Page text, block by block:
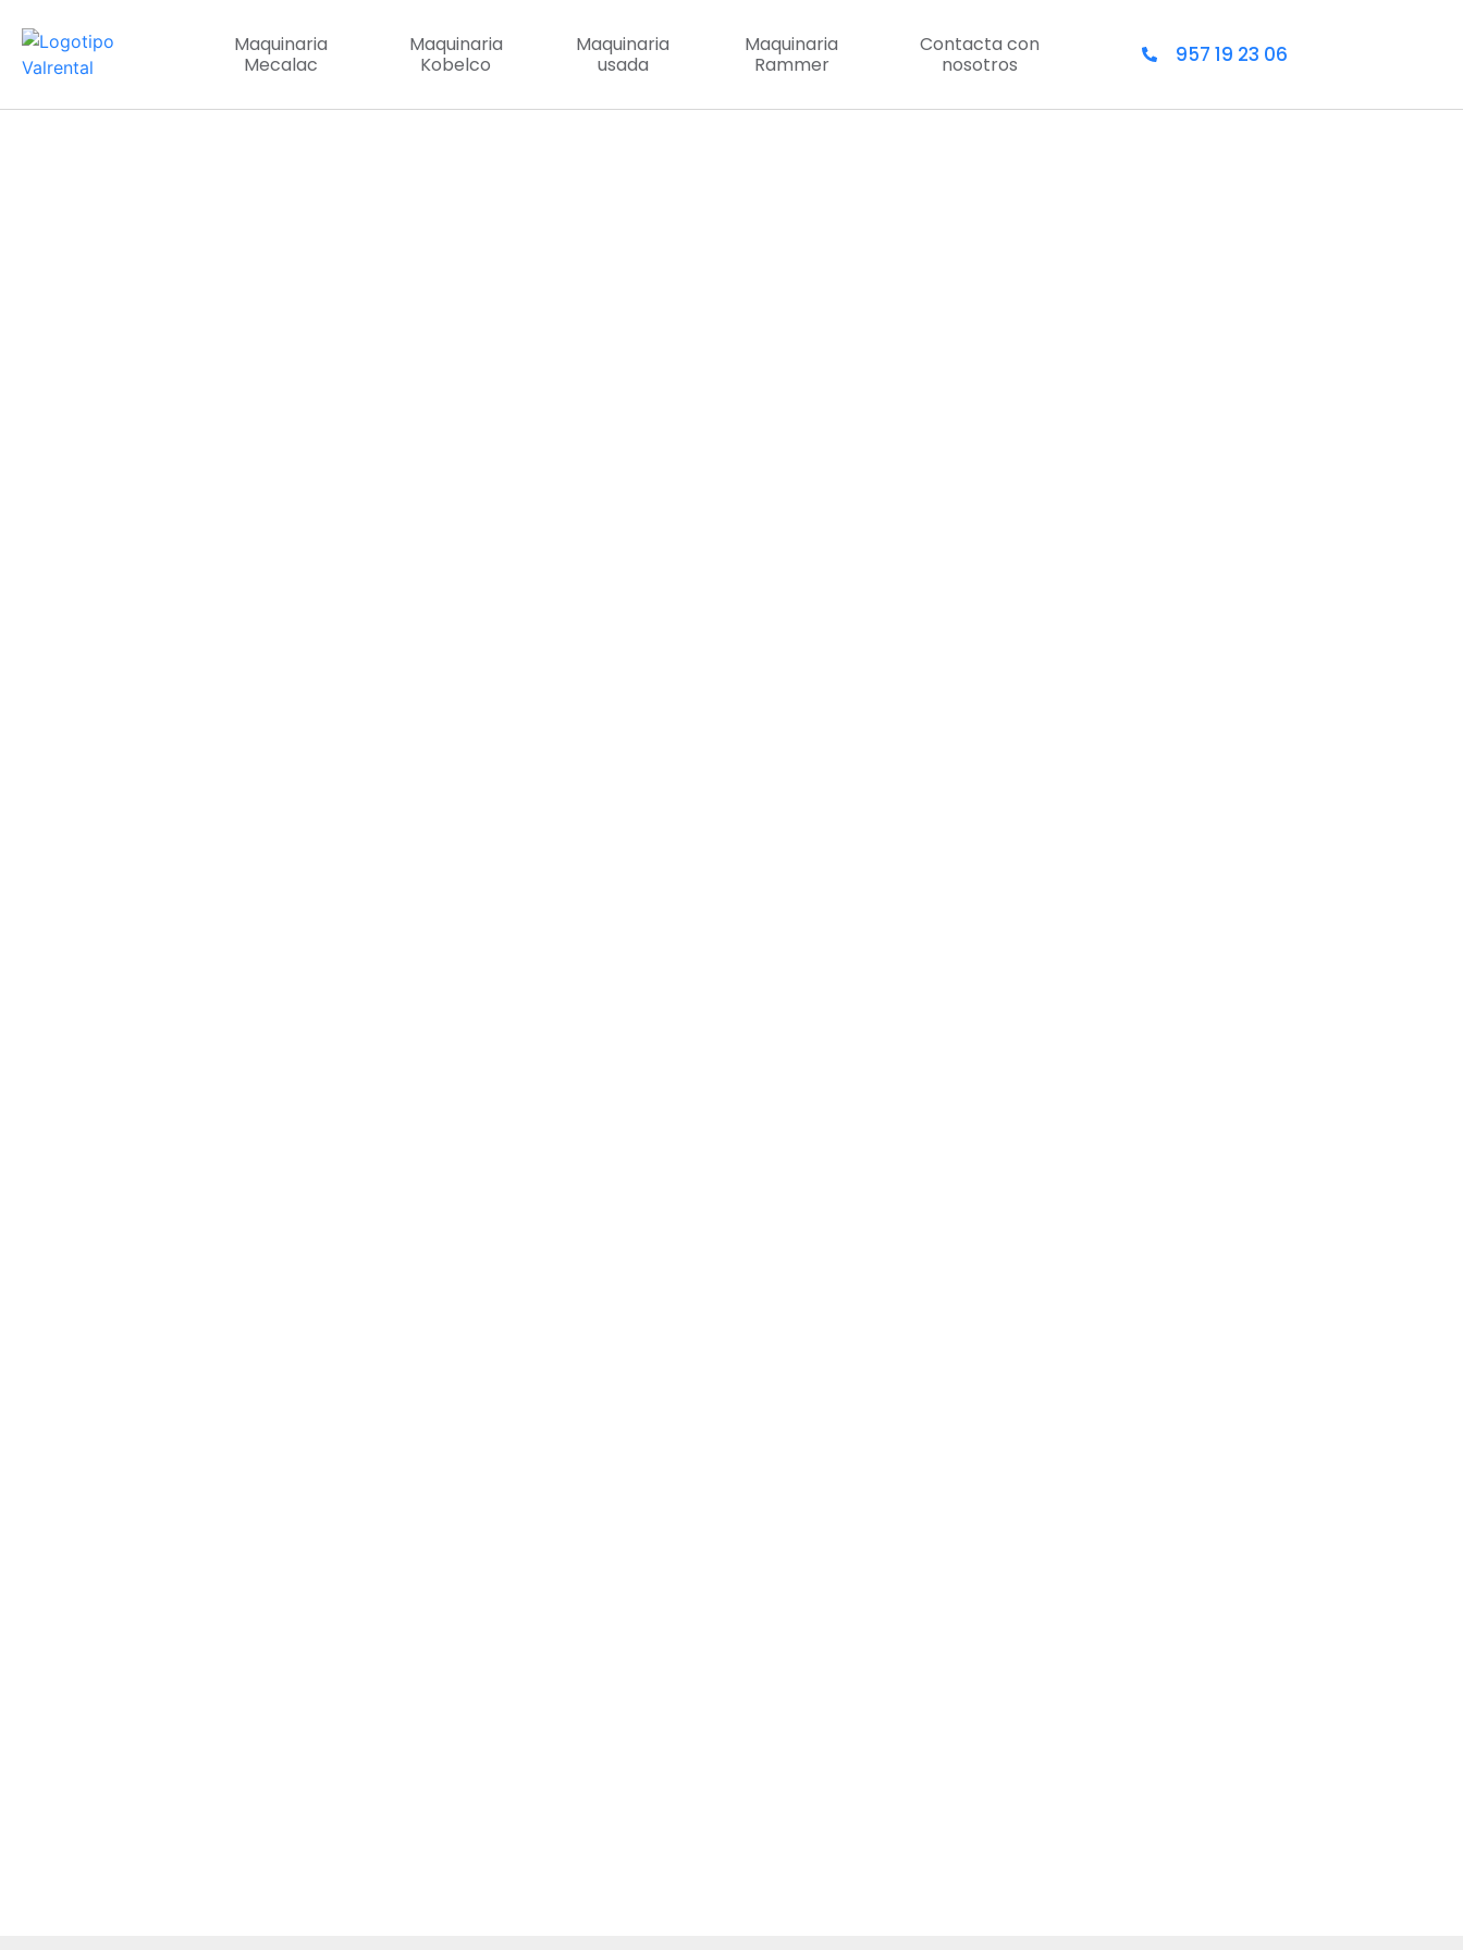
Maquinaria
Mecalac
Maquinaria
Kobelco
Maquinaria
usada
Maquinaria
Rammer
Contacta con
nosotros
957 19 23 06